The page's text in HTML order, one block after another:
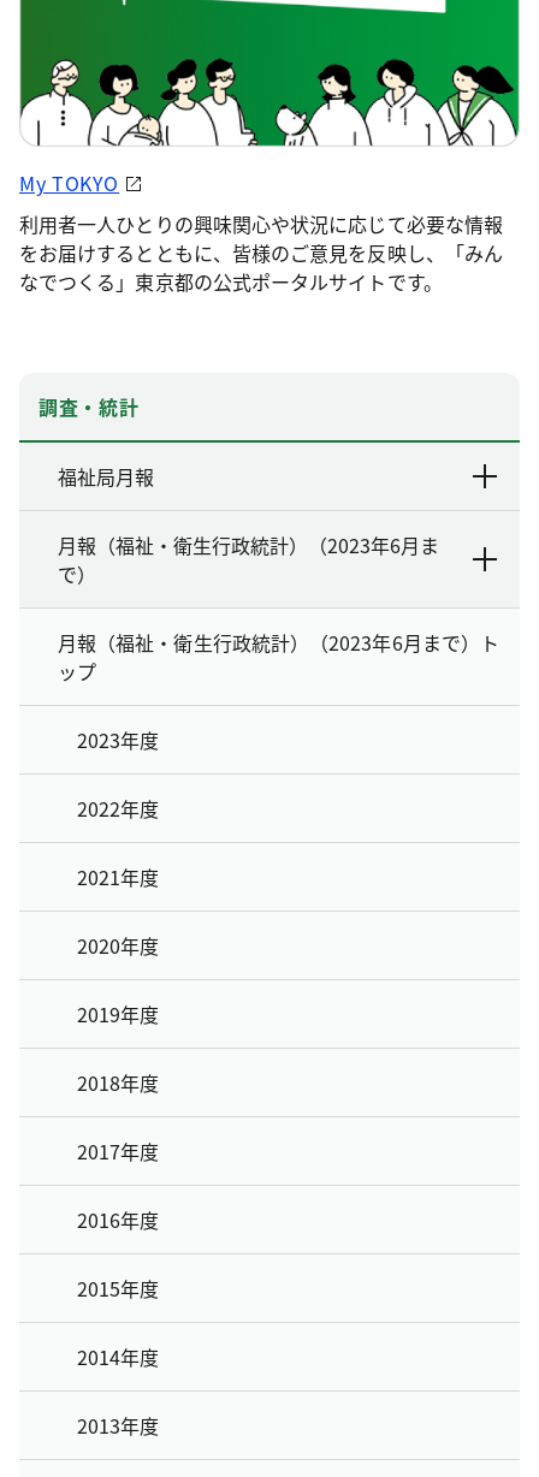
My TOKYO
利用者一人ひとりの興味関心や状況に応じて必要な情報
をお届けするとともに、皆様のご意見を反映し、「みん
なでつくる」東京都の公式ポータルサイトです。
調査・統計
福祉局月報
月報（福祉・衛生行政統計）（2023年6月ま
で）
月報（福祉・衛生行政統計）（2023年6月まで）ト
ップ
2023年度
2022年度
2021年度
2020年度
2019年度
2018年度
2017年度
2016年度
2015年度
2014年度
2013年度